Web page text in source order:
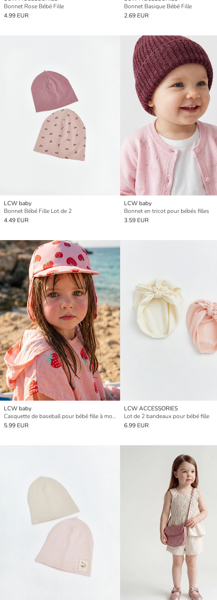
Bonnet Rose Bébé Fille
4.99 EUR
Bonnet Basique Bébé Fille
2.69 EUR
LCW baby
Bonnet Bébé Fille Lot de 2
4.49 EUR
LCW baby
Bonnet en tricot pour bébés filles
3.59 EUR
LCW baby
Casquette de baseball pour bébé fille à motif fraise avec protection de nuque
5.99 EUR
LCW ACCESSORIES
Lot de 2 bandeaux pour bébé fille
6.99 EUR